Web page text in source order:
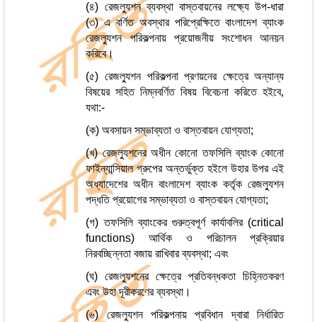
(৪) রেজল্যুশন ব্যবস্থা বাস্তবায়নের লক্ষ্যে উপ-ধারা
(৩) এ বর্ণিত অবস্থার পরিপ্রেক্ষিতে বাংলাদেশ ব্যাংক
রেজল্যুশন পরিকল্পনায় প্রয়োজনীয় সংশোধন আনয়ন
করিবে।
(৫) রেজল্যুশন পরিকল্পনা প্রণয়নের ক্ষেত্রে অন্যান্য
বিষয়ের সহিত নিম্নবর্ণিত বিষয় বিবেচনা করিতে হইবে,
যথা:-
(ক) অবসায়ন সম্ভাব্যতা ও বাস্তবায়ন যোগ্যতা;
(খ) রেজল্যুশনের অধীন কোনো তফসিলি ব্যাংক কোনো
ফাইন্যান্সিয়াল গ্রুপের অন্তর্ভুক্ত হইলে উহার উপর এই
অধ্যাদেশের অধীন বাংলাদেশ ব্যাংক কর্তৃক রেজল্যুশন
পদ্ধতি প্রয়োগের সম্ভাব্যতা ও বাস্তবায়ন যোগ্যতা;
(গ) তফসিলি ব্যাংকের গুরুত্বপূর্ণ কার্যাবলির (critical
functions) আর্থিক ও পরিচালন প্রক্রিয়ার
নিরবচ্ছিন্নতা বজায় রাখিবার ব্যবস্থা; এবং
(ঘ) রেজল্যুশনের ক্ষেত্রে প্রতিবন্ধকতা চিহ্নিতকরণ
এবং উহা দূরীকরণের ব্যবস্থা।
(৬) রেজল্যুশন পরিকল্পনায় প্রবিধান দ্বারা নির্ধারিত